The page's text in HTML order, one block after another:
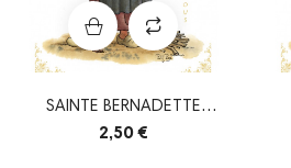
SAINTE BERNADETTE
SOUBIROUS
2,50 €